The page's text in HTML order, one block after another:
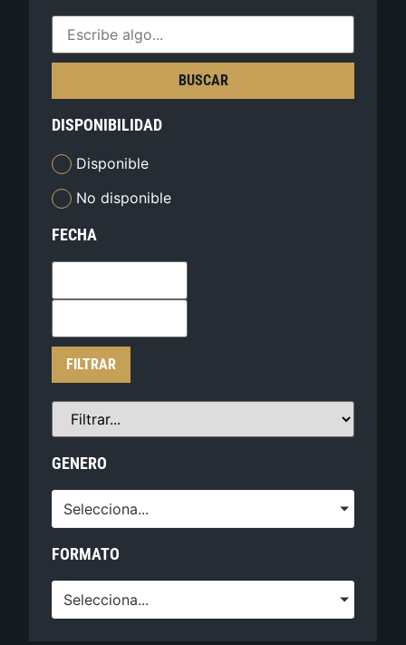
BUSCAR
DISPONIBILIDAD
Disponible
No disponible
FECHA
FILTRAR
GENERO
Selecciona...
FORMATO
Selecciona...